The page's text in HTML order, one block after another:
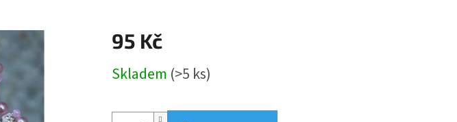
95 Kč
cena:
Skladem (>5 ks)